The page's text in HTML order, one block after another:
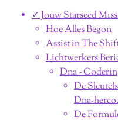
✓ Jouw Starseed
Hoe Alles Begon
Assist in The
Lichtwerkers
Dna -
De
Dna-
De